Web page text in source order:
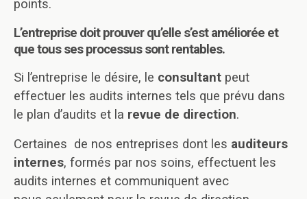
points.
L’entreprise doit prouver qu’elle s’est améliorée et
que tous ses processus sont rentables.
Si l’entreprise le désire, le consultant peut
effectuer les audits internes tels que prévu dans
le plan d’audits et la revue de direction.
Certaines de nos entreprises dont les auditeurs
internes, formés par nos soins, effectuent les
audits internes et communiquent avec